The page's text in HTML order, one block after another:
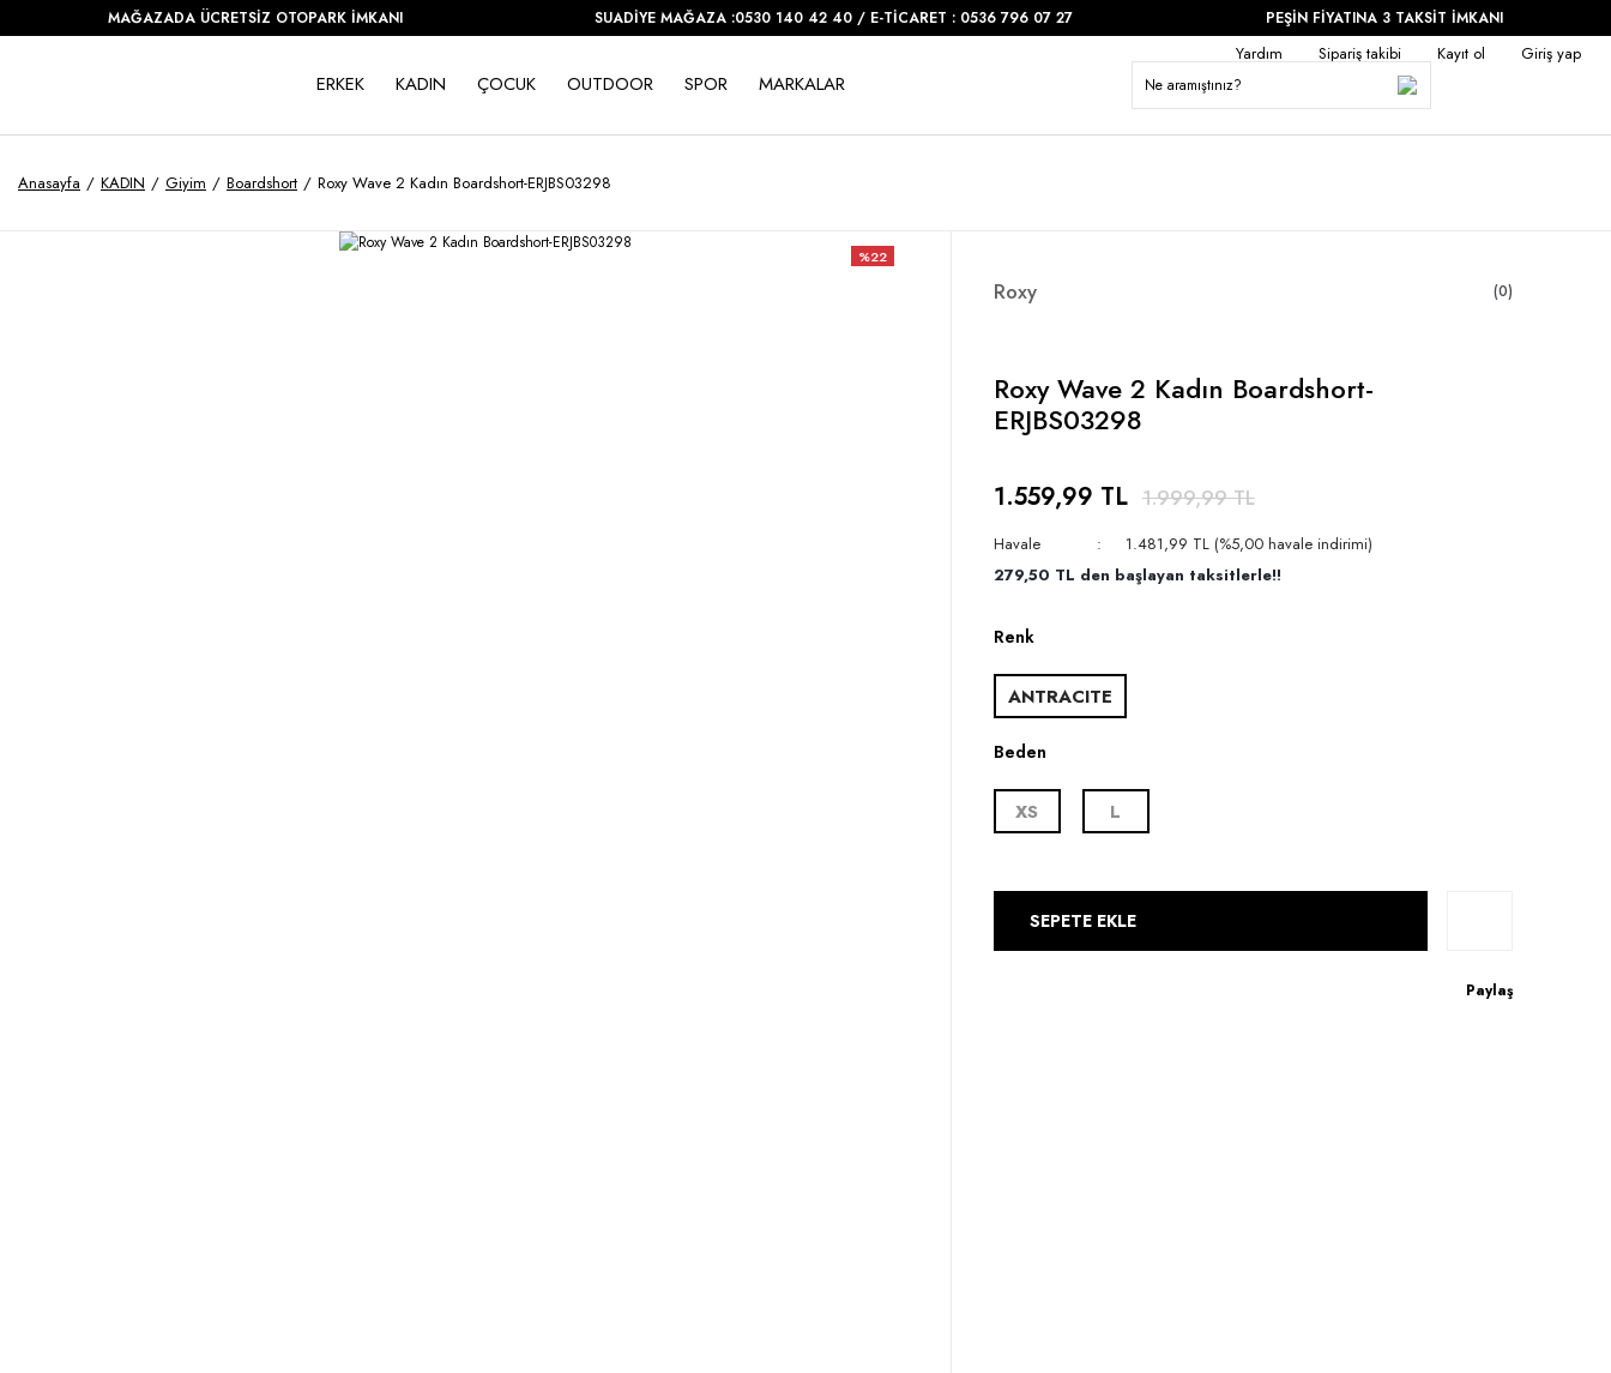
MAĞAZADA ÜCRETSİZ OTOPARK İMKANI SUADİYE MAĞAZA :0530 140 42 40 / E-TİCARET : 0536 796 07 27 PEŞİN FİYATINA 3 TAKSİT İMKANI
ERKEK KADIN ÇOCUK OUTDOOR SPOR MARKALAR
Yardım Sipariş takibi Kayıt ol Giriş yap
Anasayfa KADIN Giyim Boardshort Roxy Wave 2 Kadın Boardshort-ERJBS03298
%22
Roxy (0)
Roxy Wave 2 Kadın Boardshort-
ERJBS03298
1.559,99 TL 1.999,99 TL
Havale
1.481,99 TL (%5,00 havale indirimi)
279,50 TL den başlayan taksitlerle!!
Renk
ANTRACITE
Beden
XS L
SEPETE EKLE
Paylaş